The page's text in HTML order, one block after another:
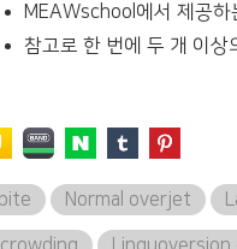
MEAWschool에서 제공
참고로 한 번에 두 개 이상
Normal overjet